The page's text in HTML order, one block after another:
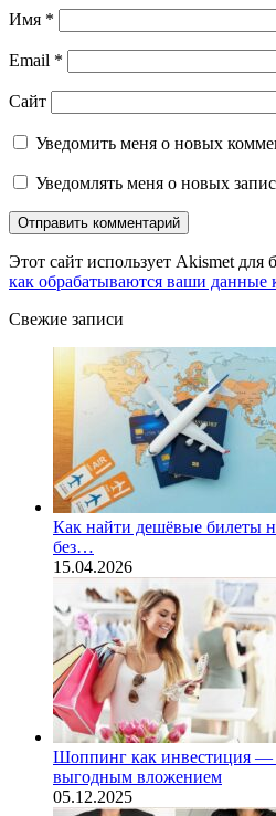
Имя *
Email *
Сайт
Уведомить меня о новых
Уведомлять меня о новых
Этот сайт использует Akismet для
как обрабатываются ваши данные
Свежие записи
Как найти дешёвые билеты
без…
15.04.2026
Шоппинг как инвестиция —
выгодным вложением
05.12.2025